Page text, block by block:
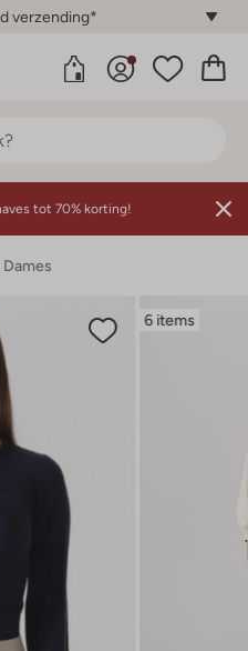
verzending*
tot 70% korting!
6 items